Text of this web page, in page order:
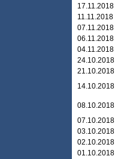
17.11.2018
11.11.2018
07.11.2018
06.11.2018
04.11.2018
24.10.2018
21.10.2018
14.10.2018
08.10.2018
07.10.2018
03.10.2018
02.10.2018
01.10.2018